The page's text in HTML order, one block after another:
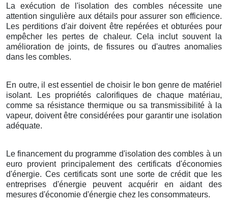
La exécution de l'isolation des combles nécessite une
attention singulière aux détails pour assurer son efficience.
Les perditions d'air doivent être repérées et obturées pour
empêcher les pertes de chaleur. Cela inclut souvent la
amélioration de joints, de fissures ou d'autres anomalies
dans les combles.
En outre, il est essentiel de choisir le bon genre de matériel
isolant. Les propriétés calorifiques de chaque matériau,
comme sa résistance thermique ou sa transmissibilité à la
vapeur, doivent être considérées pour garantir une isolation
adéquate.
Le financement du programme d'isolation des combles à un
euro provient principalement des certificats d'économies
d'énergie. Ces certificats sont une sorte de crédit que les
entreprises d'énergie peuvent acquérir en aidant des
mesures d'économie d'énergie chez les consommateurs.